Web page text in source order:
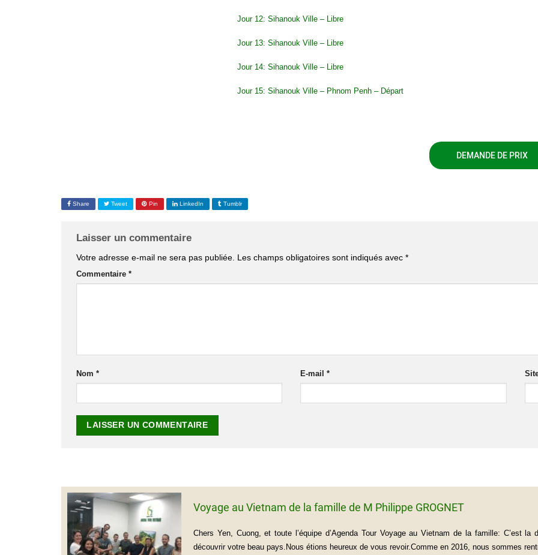
Jour 12: Sihanouk Ville – Libre
Jour 13: Sihanouk Ville – Libre
Jour 14: Sihanouk Ville – Libre
Jour 15: Sihanouk Ville – Phnom Penh – Départ
DEMANDE DE PRIX
Share Tweet Pin LinkedIn Tumblr
Laisser un commentaire
Votre adresse e-mail ne sera pas publiée. Les champs obligatoires sont indiqués avec *
Commentaire *
Nom * E-mail*
Voyage au Vietnam de la famille de M Philippe GROGNET
Chers Yen, Cuong, et toute l’équipe d’Agenda Tour Voyage au Vietnam de la famille: C’est
découvrir votre beau pays.Nous étions heureux de vous revoir.Comme en 2016, nous sommes